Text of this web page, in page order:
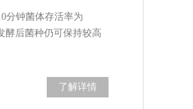
分钟菌体存活率为
酵后菌种仍可保持较高
了解详情